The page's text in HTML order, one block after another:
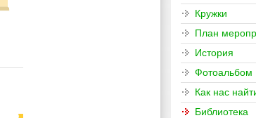
Кружки
План
История
Фотоальбом
Как нас
Библиотека